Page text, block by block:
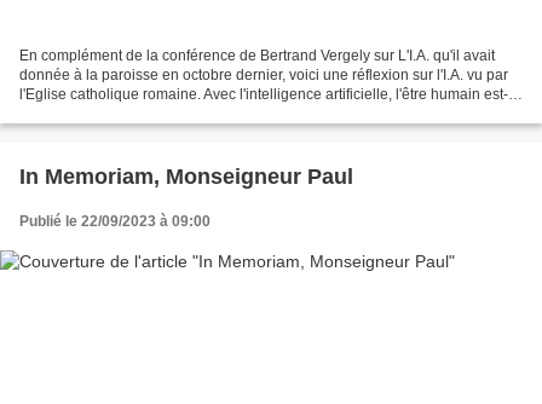
En complément de la conférence de Bertrand Vergely sur L'I.A. qu'il avait
donnée à la paroisse en octobre dernier, voici une réflexion sur l'I.A. vu par
l'Eglise catholique romaine. Avec l'intelligence artificielle, l'être humain est-il
In Memoriam, Monseigneur Paul
Publié le 22/09/2023 à 09:00